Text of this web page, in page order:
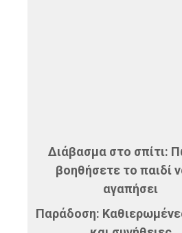
Διάβασμα στο σπίτι:
βοηθήσετε το παιδί
αγαπήσει
Παράδοση: